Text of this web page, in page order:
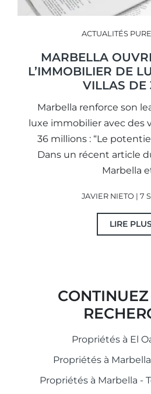
ACTUALITÉS
MARBELLA
L’IMMOBILIER DE
VILLAS DE
Marbella renforce son
luxe immobilier avec des
36 millions : “Le
Dans un récent article
Marbella
JAVIER NIETO | 7
LIRE
Propriétés à El
Propriétés à
Propriétés à Marbella -